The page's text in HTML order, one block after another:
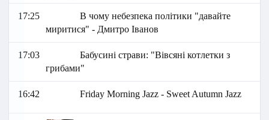
17:25
В чому небезпека політики "давайте
миритися" - Дмитро Іванов
17:03
Бабусині страви: "Вівсяні котлетки з
грибами"
16:42 Friday Morning Jazz - Sweet Autumn Jazz